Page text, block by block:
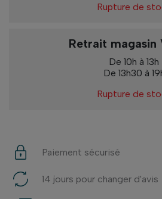
Rupture de
Retrait magasin
De 10h à 13h
De 13h30 à
Rupture de
Paiement sécurisé
14 jours pour changer d'avis